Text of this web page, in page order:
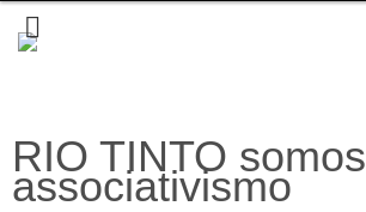
RIO TINTO somos
associativismo